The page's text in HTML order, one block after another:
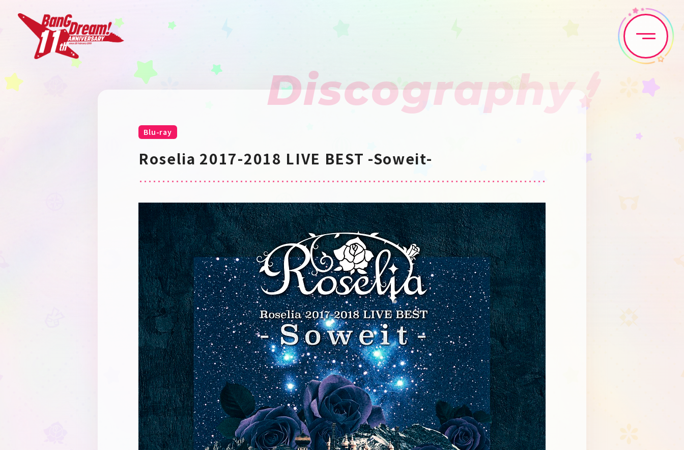
Home News
Live•Event
Anime
Schedule
Goods
Discography
Blu-ray
Roselia 2017-2018 LIVE BEST -Soweit-